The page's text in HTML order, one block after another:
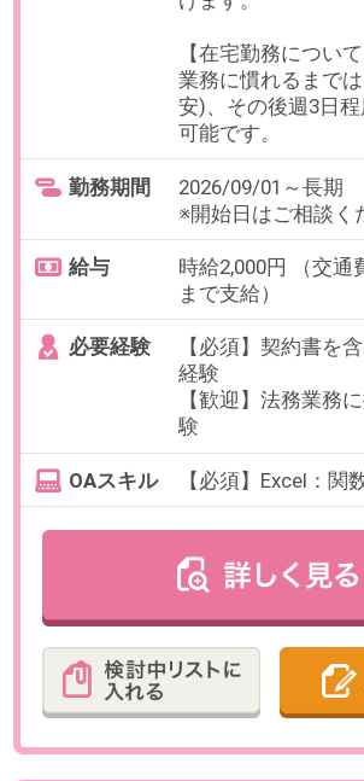
お仕事番号：100102963
9月【週4～時短OK！社内ITヘル
プデスク】時給2100円＊大手不
動産会社＠新宿
最寄り駅 新宿駅 徒歩5分 / 新宿三丁目
9:30～18:30の中で、実働5時間～6
【例】9:30～15:30、9:30～
※9:30始業マスト
残業 ありません。
※日数・曜日はお選びいただけま